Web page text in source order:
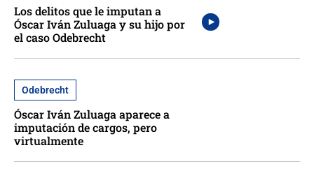
Los delitos que le imputan a
Óscar Iván Zuluaga y su hijo por
el caso Odebrecht
Odebrecht
Óscar Iván Zuluaga aparece a
imputación de cargos, pero
virtualmente